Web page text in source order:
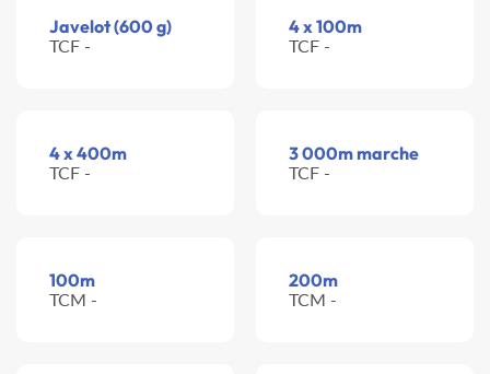
Javelot (600 g)
TCF -
4 x 100m
TCF -
4 x 400m
TCF -
3 000m marche
TCF -
100m
TCM -
200m
TCM -